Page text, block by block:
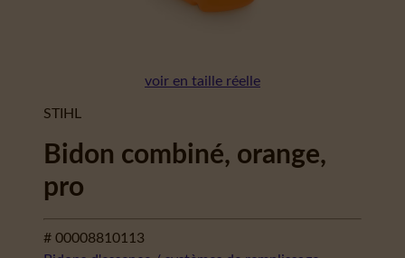
voir en taille réelle
STIHL
Bidon combiné, orange,
pro
# 00008810113